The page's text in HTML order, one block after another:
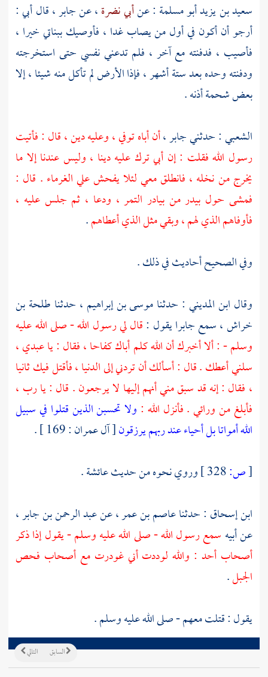
سعيد بن يزيد أبو مسلمة : عنأبي نضرة، عنجابر، قال أبي :
أرجو أن أكون في أول من يصاب غدا ، فأوصيك ببناتي خيرا ،
فأصيب ، فدفنته مع آخر ، فلم تدعني نفسي حتى استخرجته
ودفنته وحده بعد ستة أشهر ، فإذا الأرض لم تأكل منه شيئا ، إلا
بعض شحمة أذنه .
الشعبي: حدثنيجابر،أن أباه توفي ، وعليه دين ، قال : فأتيت
رسول الله فقلت : إن أبي ترك عليه دينا ، وليس عندنا إلا ما
يخرج من نخله ، فانطلق معي لئلا يفحش علي الغرماء . قال :
فمشى حول بيدر من بيادر التمر ، ودعا ، ثم جلس عليه ،
فأوفاهم الذي لهم ، وبقي مثل الذي أعطاهم.
وفي الصحيح أحاديث في ذلك .
وقال ابن المديني : حدثناموسى بن إبراهيم ، حدثنا طلحة بن
خراش، سمعجابرايقول :قال لي رسول الله - صلى الله عليه
وسلم - : ألا أخبرك أن الله كلم أباك كفاحا ، فقال : يا عبدي ،
سلني أعطك . قال : أسألك أن تردني إلى الدنيا ، فأقتل فيك ثانيا
، فقال : إنه قد سبق مني أنهم إليها لا يرجعون . قال : يا رب ،
فأبلغ من ورائي . فأنزل الله : ولا تحسبن الذين قتلوا في سبيل
الله أمواتا بل أحياء عند ربهم يرزقون[ آل عمران : 169 ] .
[ص: وروي نحوه من حديثعائشة.
ابن إسحاق : حدثناعاصم بن عمر، عنعبد الرحمن بن جابر،
عن أبيه سمع رسول الله - صلى الله عليه وسلم - يقول إذا ذكر
أصحابأحد : والله لوددت أني غودرت مع أصحاب فحص
الجبل.
يقول : قتلت معهم - صلى الله عليه وسلم .
التالي السابق